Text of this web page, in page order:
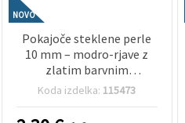
NOVO
Pokajoče steklene perle
10 mm – modro-rjave z
zlatim barvnim
poudarkom, luknja 1 mm,
(asortirano/mix) – idealne
Koda izdelka: 115473